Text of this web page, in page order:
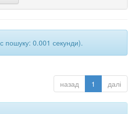
пошуку: 0.001 секунди).
назад 1 далі